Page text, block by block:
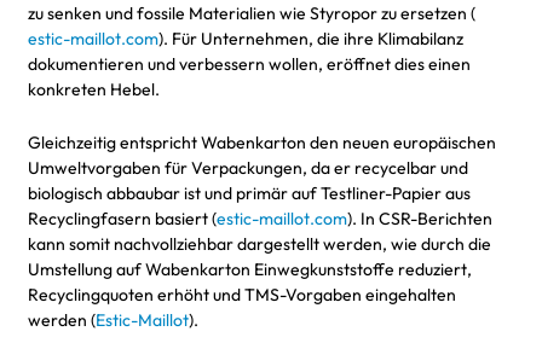
zu senken und fossile Materialien wie Styropor zu ersetzen (
estic-maillot.com). Für Unternehmen, die ihre Klimabilanz
dokumentieren und verbessern wollen, eröffnet dies einen
konkreten Hebel.
Gleichzeitig entspricht Wabenkarton den neuen europäischen
Umweltvorgaben für Verpackungen, da er recycelbar und
biologisch abbaubar ist und primär auf Testliner-Papier aus
Recyclingfasern basiert (estic-maillot.com). In CSR-Berichten
kann somit nachvollziehbar dargestellt werden, wie durch die
Umstellung auf Wabenkarton Einwegkunststoffe reduziert,
Recyclingquoten erhöht und TMS-Vorgaben eingehalten
werden (Estic-Maillot).